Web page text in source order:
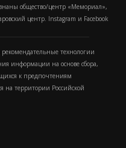
общество/центр «Мемориал»,
центр. Instagram и Facebook
технологии
информации на основе сбора,
к предпочтениям
на территории Российской